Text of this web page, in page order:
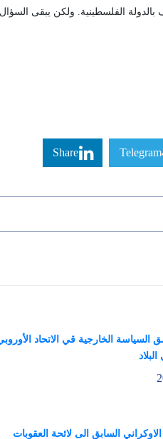
الفلسطينية. ولكن يبقى
Telegram
Share
السياسة الخارجية قي الاتحاد
السابق الى لائحة العقوبات